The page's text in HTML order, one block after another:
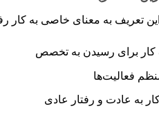
کار برای رسیدن به تخصص
فعالیت‌ها
به عادت و رفتار عادی